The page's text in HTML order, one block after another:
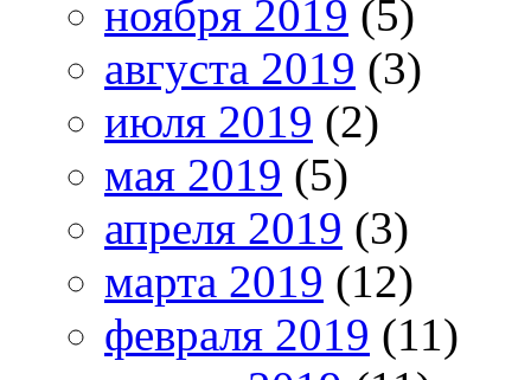
ноября 2019 (5)
августа 2019 (3)
июля 2019 (2)
мая 2019 (5)
апреля 2019 (3)
марта 2019 (12)
февраля 2019 (11)